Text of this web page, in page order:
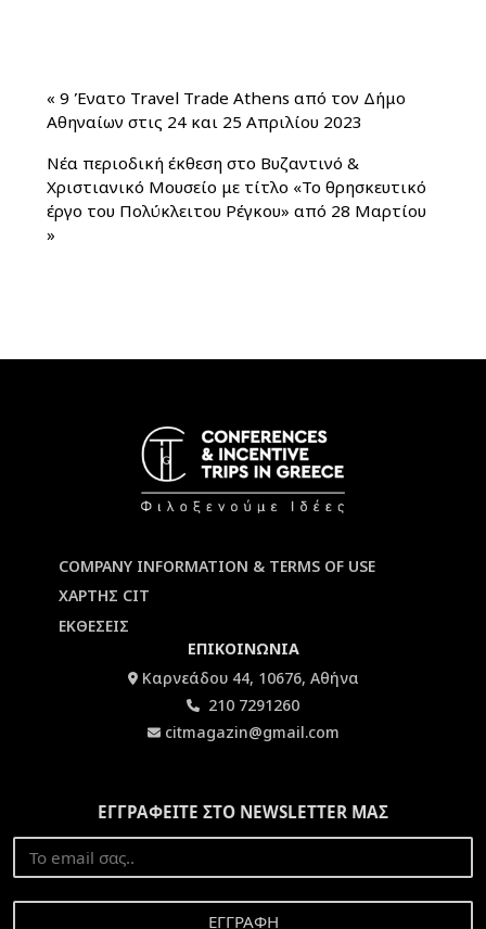
«9 Ένατο Travel Trade Athens από τον Δήμο
Αθηναίων στις 24 και 25 Απριλίου 2023
Νέα περιοδική έκθεση στο Βυζαντινό &
Χριστιανικό Μουσείο με τίτλο «Το θρησκευτικό
έργο του Πολύκλειτου Ρέγκου» από 28 Μαρτίου
»
COMPANY INFORMATION & TERMS OF USE
ΧΑΡΤΗΣ CIT
ΕΚΘΕΣΕΙΣ
ΕΠΙΚΟΙΝΩΝΙΑ
Καρνεάδου 44, 10676, Αθήνα
210 7291260
citmagazin@gmail.com
ΕΓΓΡΑΦΕΙΤΕ ΣΤΟ NEWSLETTER ΜΑΣ